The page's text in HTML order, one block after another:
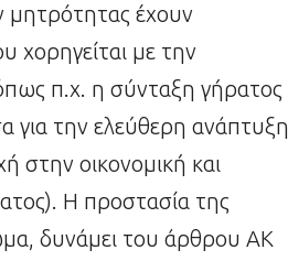
μητρότητας έχουν
με την
π.χ. η σύνταξη γήρατος
για την ελεύθερη ανάπτυξη
στην οικονομική και
Η προστασία της
δυνάμει του άρθρου ΑΚ